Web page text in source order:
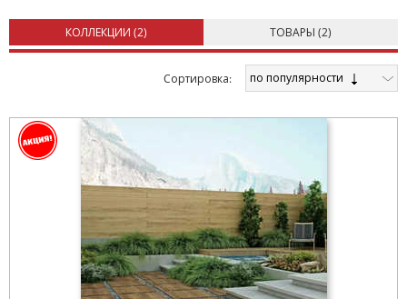
КОЛЛЕКЦИИ (2) ТОВАРЫ (2)
Cортировка: по популярности